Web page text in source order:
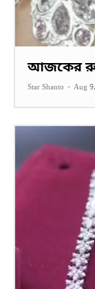
আজকের
Star Shanto - Aug